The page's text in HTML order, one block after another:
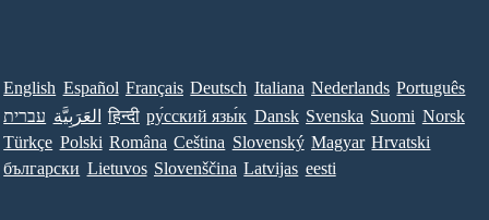
English Español Français Deutsch Italiana Nederlands Português
עברית العَرَبِيَّة हिन्दी ру́сский язы́к Dansk Svenska Suomi Norsk
Türkçe Polski Româna Ceština Slovenský Magyar Hrvatski
български Lietuvos Slovenščina Latvijas eesti